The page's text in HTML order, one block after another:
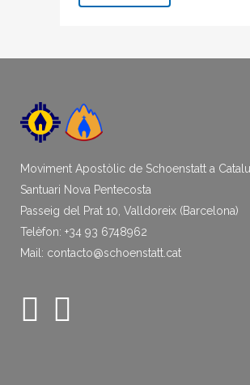
Moviment Apostòlic de Schoenstatt a
Santuari Nova Pentecosta
Passeig del Prat 10, Valldoreix (Barcelona)
Telèfon: +34 93 6748962
Mail: contacto@schoenstatt.cat